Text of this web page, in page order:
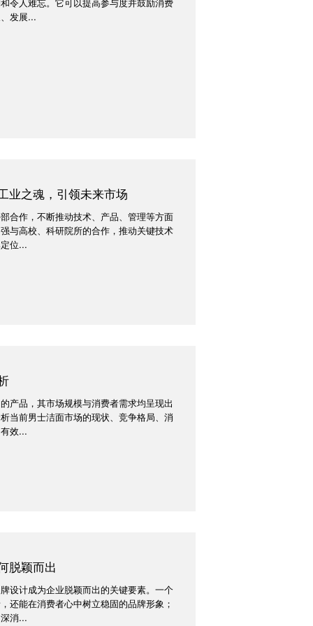
发展...
业之魂，引领未来市场
合作，不断推动技术、产品、管理等方面
与高校、科研院所的合作，推动关键技术
位...
产品，其市场规模与消费者需求均呈现出
当前男士洁面市场的现状、竞争格局、消
效...
脱颖而出
设计成为企业脱颖而出的关键要素。一个
还能在消费者心中树立稳固的品牌形象；
消...